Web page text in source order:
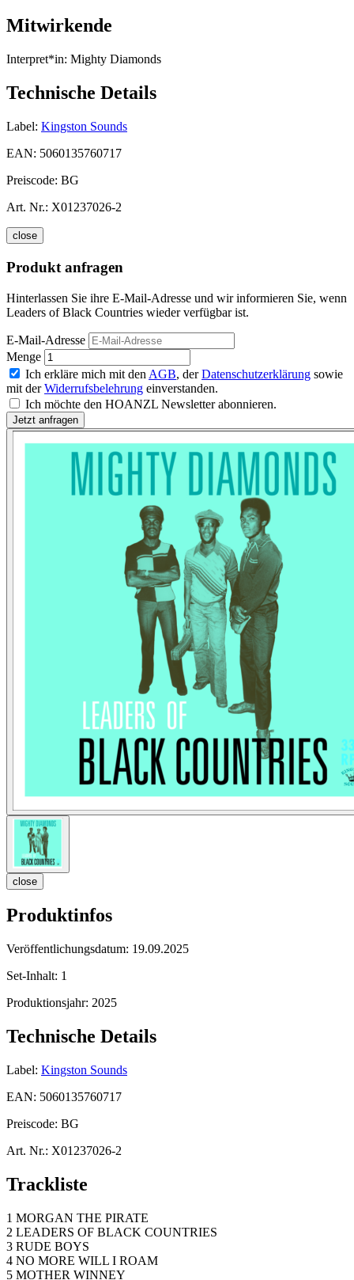
Mitwirkende
Interpret*in: Mighty Diamonds
Technische Details
Label: Kingston Sounds
EAN: 5060135760717
Preiscode: BG
Art. Nr.: X01237026-2
close
Produkt anfragen
Hinterlassen Sie ihre E-Mail-Adresse und wir informieren Sie, wenn
Leaders of Black Countries wieder verfügbar ist.
E-Mail-Adresse
Menge
Ich erkläre mich mit den AGB, derDatenschutzerklärung sowie
mit derWiderrufsbelehrung einverstanden.
Ich möchte den HOANZL Newsletter abonnieren.
close
Produktinfos
Veröffentlichungsdatum: 19.09.2025
Set-Inhalt: 1
Produktionsjahr: 2025
Technische Details
Label: Kingston Sounds
EAN: 5060135760717
Preiscode: BG
Art. Nr.: X01237026-2
Trackliste
1 MORGAN THE PIRATE
2 LEADERS OF BLACK COUNTRIES
3 RUDE BOYS
4 NO MORE WILL I ROAM
5 MOTHER WINNEY